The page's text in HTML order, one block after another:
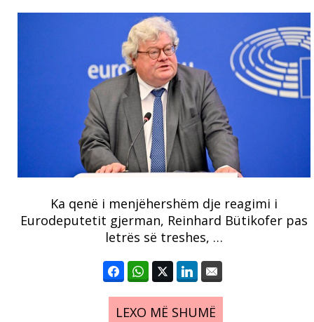
Ka qenë i menjëhershëm dje reagimi i
Eurodeputetit gjerman, Reinhard Bütikofer pas
letrës së treshes, …
LEXO MË SHUMË